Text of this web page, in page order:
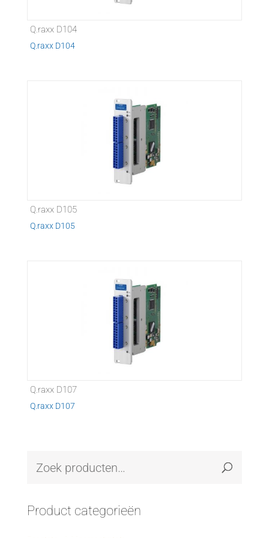
Q.raxx D104
Q.raxx D104
Q.raxx D105
Q.raxx D105
Q.raxx D107
Q.raxx D107
Product categorieën